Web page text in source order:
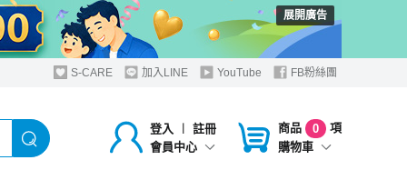
展開廣告
S-CARE 加入LINE YouTube FB粉絲團
登入 ︱
註冊
會員中心
商品 0
項
購物車